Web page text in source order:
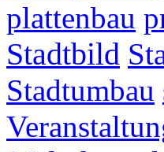
plattenbau
Stadtbild
Stadtumbau